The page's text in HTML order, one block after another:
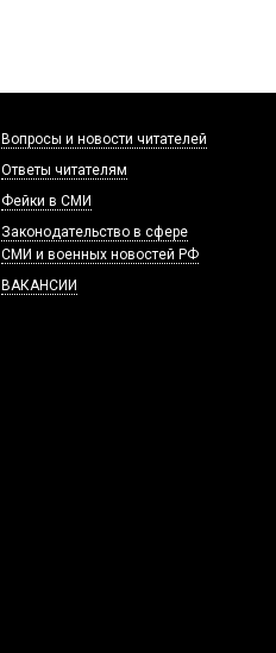
Вопросы и новости читателей
Ответы читателям
Фейки в СМИ
Законодательство в сфере
СМИ и военных новостей РФ
ВАКАНСИИ